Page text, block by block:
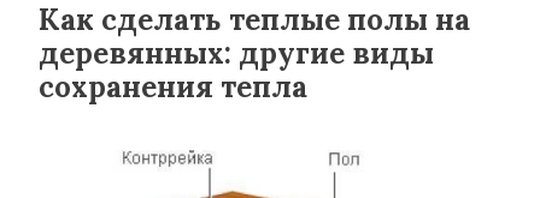
Как сделать теплые полы на
деревянных: другие виды
сохранения тепла